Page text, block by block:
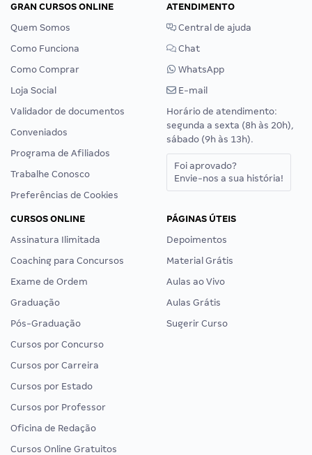
GRAN CURSOS ONLINE
Quem Somos
Como Funciona
Como Comprar
Loja Social
Validador de documentos
Conveniados
Programa de Afiliados
Trabalhe Conosco
Preferências de Cookies
ATENDIMENTO
Central de ajuda
Chat
WhatsApp
E-mail
Horário de atendimento:
segunda a sexta (8h às 20h),
sábado (9h às 13h).
Foi aprovado?
Envie-nos a sua história!
CURSOS ONLINE
Assinatura Ilimitada
Coaching para Concursos
Exame de Ordem
Graduação
Pós-Graduação
Cursos por Concurso
Cursos por Carreira
Cursos por Estado
Cursos por Professor
Oficina de Redação
Cursos Online Gratuitos
PÁGINAS ÚTEIS
Depoimentos
Material Grátis
Aulas ao Vivo
Aulas Grátis
Sugerir Curso